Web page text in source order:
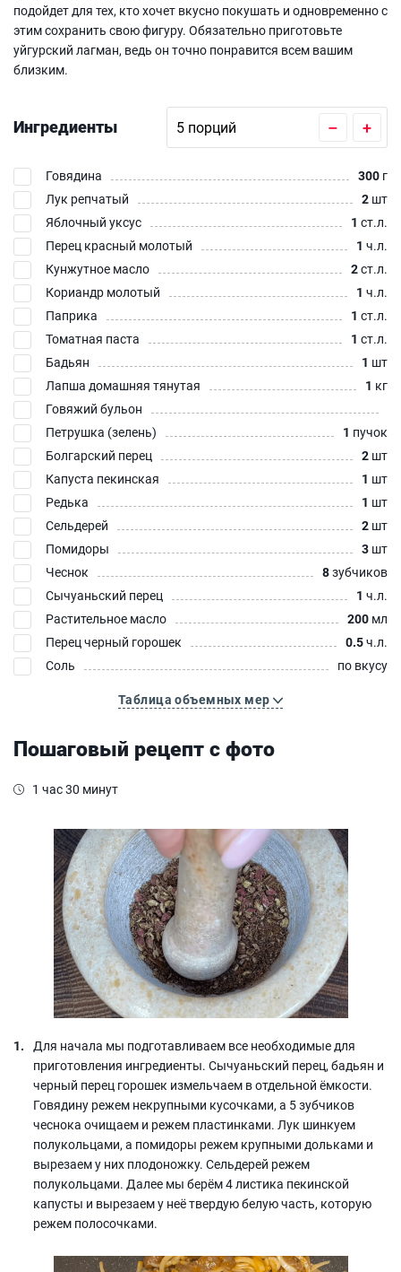
подойдет для тех, кто хочет вкусно покушать и одновременно с
этим сохранить свою фигуру. Обязательно приготовьте
уйгурский лагман, ведь он точно понравится всем вашим
близким.
Ингредиенты – +
Говядина 300 г
Лук репчатый
2 шт
Яблочный уксус
1 ст.л.
Перец красный молотый
1 ч.л.
Кунжутное масло
2ст.л.
Кориандр молотый
1 ч.л.
Паприка
1 ст.л.
Томатная паста
1 ст.л.
Бадьян
1 шт
Лапша домашняя тянутая
1 кг
Говяжий бульон
Петрушка (зелень)
1 пучок
Болгарский перец
2 шт
Капуста пекинская
1 шт
Редька
1 шт
Сельдерей
2 шт
Помидоры
3 шт
Чеснок
8зубчиков
Сычуаньский перец
1 ч.л.
Растительное масло
200 мл
Перец черный горошек
0.5ч.л.
Соль
по вкусу
Таблица объемных мер
Пошаговый рецепт с фото
1 час 30 минут
Для начала мы подготавливаем все необходимые для
приготовления ингредиенты. Сычуаньский перец, бадьян и
черный перец горошек измельчаем в отдельной ёмкости.
Говядину режем некрупными кусочками, а 5 зубчиков
чеснока очищаем и режем пластинками. Лук шинкуем
полукольцами, а помидоры режем крупными дольками и
вырезаем у них плодоножку. Сельдерей режем
полукольцами. Далее мы берём 4 листика пекинской
капусты и вырезаем у неё твердую белую часть, которую
режем полосочками.